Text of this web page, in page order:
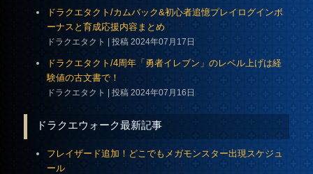
ドラクエタクト/カムバック&初心者追憶プレイログインボ
ーナスと育成応援内容まとめ
ドラクエタクト 投稿 2024年07月17日
ドラクエタクト/4周年「勇者イレブン」のレベル上げは経
験値の古文書で！
ドラクエタクト 投稿 2024年07月16日
ドラクエウォーク最新記事
フレイザード追加！どこでもメガモンスター出現スケジュ
ール